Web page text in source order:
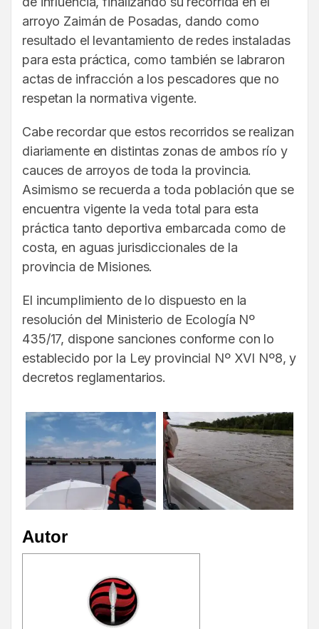
arroyo Zaimán de Posadas, dando como
resultado el levantamiento de redes instaladas
para esta práctica, como también se labraron
actas de infracción a los pescadores que no
respetan la normativa vigente.
Cabe recordar que estos recorridos se realizan
diariamente en distintas zonas de ambos río y
cauces de arroyos de toda la provincia.
Asimismo se recuerda a toda población que se
encuentra vigente la veda total para esta
práctica tanto deportiva embarcada como de
costa, en aguas jurisdiccionales de la
provincia de Misiones.
El incumplimiento de lo dispuesto en la
resolución del Ministerio de Ecología Nº
435/17, dispone sanciones conforme con lo
establecido por la Ley provincial Nº XVI Nº8, y
decretos reglamentarios.
Autor